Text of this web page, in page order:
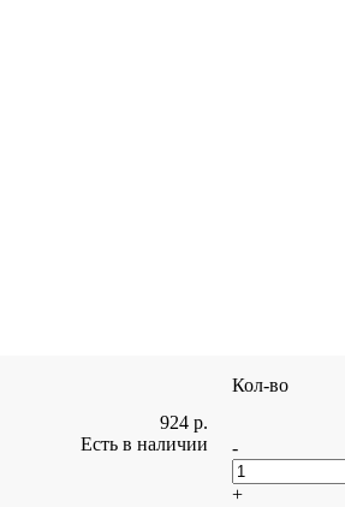
924 р.
Есть в наличии
Кол-во
-
+